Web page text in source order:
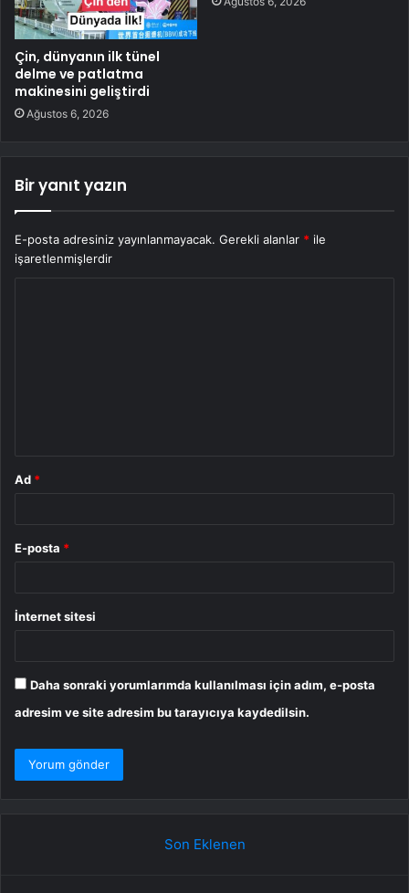
Çin, dünyanın ilk tünel
delme ve patlatma
makinesini geliştirdi
Ağustos 6, 2026
Bir yanıt yazın
E-posta adresiniz yayınlanmayacak. Gerekli alanlar * ile
işaretlenmişlerdir
Ad *
E-posta *
İnternet sitesi
Daha sonraki yorumlarımda kullanılması için adım, e-posta
adresim ve site adresim bu tarayıcıya kaydedilsin.
Son Eklenen